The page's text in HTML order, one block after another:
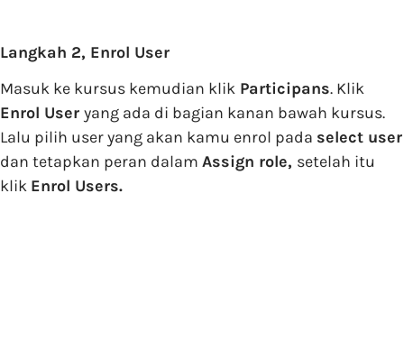
Langkah 2, Enrol User
Masuk ke kursus kemudian klik Participans. Klik
Enrol User yang ada di bagian kanan bawah kursus.
Lalu pilih user yang akan kamu enrol pada select user
dan tetapkan peran dalam Assign role, setelah itu
klik Enrol Users.